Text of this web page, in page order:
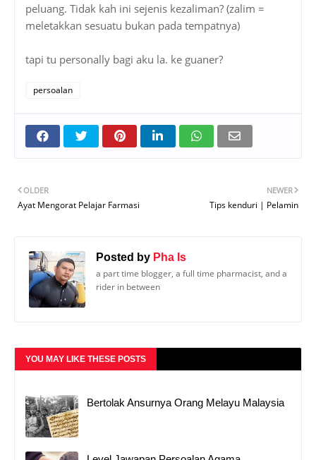
peluang. Tidak kah ini sejenis kezaliman? (zalim =
meletakkan sesuatu bukan pada tempatnya)
tapi tu personally bagi aku la. ke guaner?
persoalan
NEWER
Tips kenduri | Pelamin
OLDER
Ayat Mengorat Pelajar Farmasi
Posted by Pha Is
a part time blogger, a full time pharmacist, and a
rider in between
YOU MAY LIKE THESE POSTS
Bertolak Ansurnya Orang Melayu Malaysia